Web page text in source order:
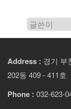
Address : 경기 부
202동 409 - 411호
Phone : 032-623-